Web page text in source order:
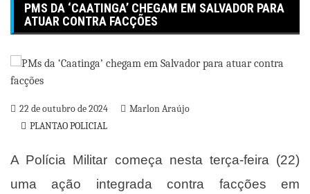
PMS DA ‘CAATINGA’ CHEGAM EM SALVADOR PARA
ATUAR CONTRA FACÇÕES
22 de outubro de 2024
Marlon Araújo
PLANTAO POLICIAL
A Polícia Militar começa nesta terça-feira (22)
uma ação integrada contra facções em